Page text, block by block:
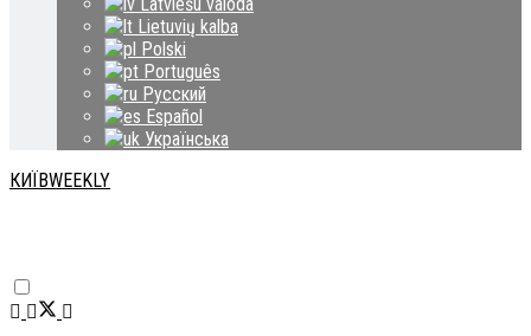
Lietuvių kalba
Polski
Português
Русский
Español
Українська
КИЇВWEEKLY